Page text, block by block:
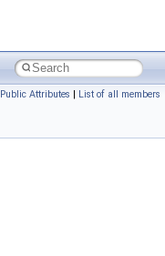
Public Attributes | List of all members